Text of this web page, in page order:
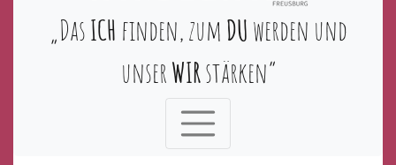
„DasICH finden, zumDUwerden und
unserWIRstärken“